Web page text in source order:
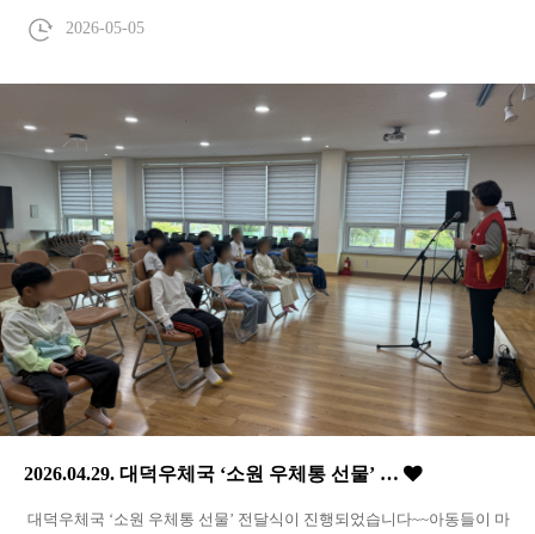
2026-05-05
2026.04.29. 대덕우체국 ‘소원 우체통 선물’ …
대덕우체국 ‘소원 우체통 선물’ 전달식이 진행되었습니다~~아동들이 마